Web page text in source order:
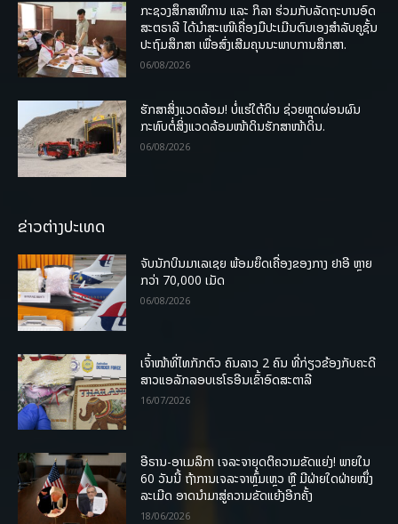
ກະຊວງສຶກສາທິການ ແລະ ກິລາ ຮ່ວມກັບລັດຖະບານອົດ
ສະຕຣາລີ ໄດ້ນຳສະເໜີເຄື່ອງມືປະເມີນຕົນເອງສຳລັບຄູຊັ້ນ
ປະຖົມສຶກສາ ເພື່ອສົ່ງເສີມຄຸນນະພາບການສຶກສາ.
06/08/2026
ຮັກສາສິ່ງແວດລ້ອມ! ບໍ່ແຮ່ໃຕ້ດິນ ຊ່ວຍຫຼຸດຜ່ອນຜົນ
ກະທົບຕໍ່ສິ່ງແວດລ້ອມໜ້າດິນຮັກສາໜ້າດິນ.
06/08/2026
ຂ່າວຕ່າງປະເທດ
ຈັບນັກບິນມາເລເຊຍ ພ້ອມຍຶດເຄື່ອງຂອງກາງ ຢາອີ ຫຼາຍ
ກວ່າ 70,000 ເມັດ
06/08/2026
ເຈົ້າໜ້າທີ່ໄທກັກຕົວ ຄົນລາວ 2 ຄົນ ທີ່ກ່ຽວຂ້ອງກັບຄະດີ
ສາວແອລັກລອບເຮໂຣອີນເຂົ້າອົດສະຕາລີ
16/07/2026
ອີຣານ-ອາເມລິກາ ເຈລະຈາຍຸດຕິຄວາມຂັດແຍ່ງ! ພາຍໃນ
60 ວັນນີ້ ຖ້າການເຈລະຈາຫຼົ້ມເຫຼວ ຫຼື ມີຝ່າຍໃດຝ່າຍໜຶ່ງ
ລະເມີດ ອາດນໍາມາສູ່ຄວາມຂັດແຍ້ງອີກຄັ້ງ
18/06/2026